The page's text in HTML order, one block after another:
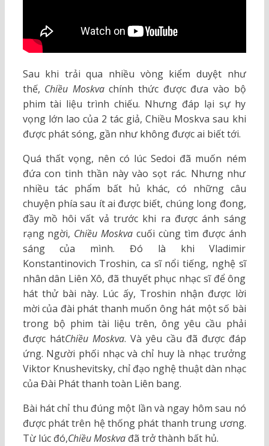
Sau khi trải qua nhiều vòng kiểm duyệt như
thế, Chiều Moskvachính thức được đưa vào bộ
phim tài liệu trình chiếu. Nhưng đáp lại sự hy
vọng lớn lao của 2 tác giả, Chiều Moskva sau khi
được phát sóng, gần như không được ai biết tới.
Quá thất vọng, nên có lúc Sedoi đã muốn ném
đứa con tinh thần này vào sọt rác. Nhưng như
nhiều tác phẩm bất hủ khác, có những câu
chuyện phía sau ít ai được biết, chúng long đong,
đầy mồ hôi vất vả trước khi ra được ánh sáng
rạng ngời, Chiều Moskva cuối cùng tìm được ánh
sáng của mình. Đó là khi Vladimir
Konstantinovich Troshin, ca sĩ nổi tiếng, nghệ sĩ
nhân dân Liên Xô, đã thuyết phục nhạc sĩ để ông
hát thử bài này. Lúc ấy, Troshin nhận được lời
mời của đài phát thanh muốn ông hát một số bài
trong bộ phim tài liệu trên, ông yêu cầu phải
được hátChiều Moskva. Và yêu cầu đã được đáp
ứng. Người phối nhạc và chỉ huy là nhạc trưởng
Viktor Knushevitsky, chỉ đạo nghệ thuật dàn nhạc
của Đài Phát thanh toàn Liên bang.
Bài hát chỉ thu đúng một lần và ngay hôm sau nó
được phát trên hệ thống phát thanh trung ương.
Từ lúc đó,Chiều Moskva đã trở thành bất hủ.